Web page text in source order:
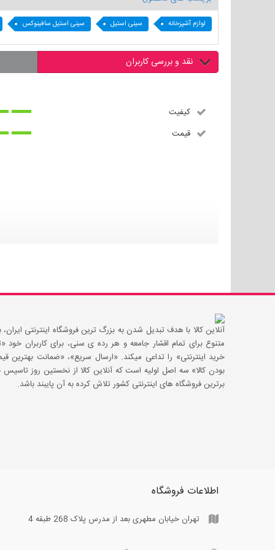
لوازم آشپزخانه سینی استیل سینی استیل سافینوکس
نقد و بررسی کاربران
کیفیت
قیمت
آنلاین کالا با هدف تبدیل شدن به بزرگ ترین فروشگاه اینترنتی ایران،
متنوع برای تمام اقشار جامعه و هر رده ی سنی، برای کاربران
خرید اینترنتی» را تداعی میکند. «ارسال سریع»، «ضمانت
بودن کالا» سه اصل اولیه است که آنلاین کالا از نخستین روز تاسیس
برترین فروشگاه های اینترنتی کشور تلاش کرده به آن پایبند باشد.
اطلاعات فروشگاه
تهران خیابان مطهری بعد از مدرس پلاک 268 طبقه 4